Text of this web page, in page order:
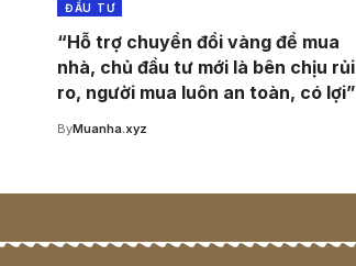
ĐẦU TƯ
“Hỗ trợ chuyển đổi vàng để mua
nhà, chủ đầu tư mới là bên chịu rủi
ro, người mua luôn an toàn, có lợi”
ByMuanha.xyz